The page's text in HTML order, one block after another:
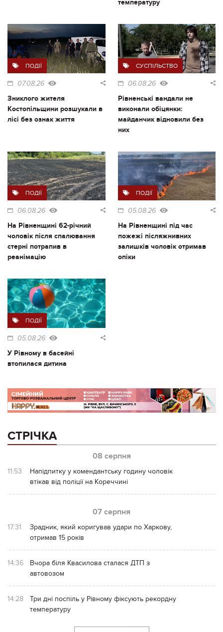
температуру
ПОДІЇ
07.08.26
Зниклого жителя
Костопільщини розшукали в
лісі без ознак життя
СУСПІЛЬСТВО
06.08.26
Рівненські вандали не
виконали обіцянки:
майданчик відновили без
них
ПОДІЇ
06.08.26
На Рівненщині 62-річний
чоловік після спалювання
стерні потрапив в
реанімацію
ПОДІЇ
05.08.26
На Рівненщині під час
пожежі післяжнивних
залишків чоловік отримав
опіки
ПОДІЇ
05.08.26
У Рівному в басейні
втопилася дитина
СТРІЧКА
08 серпня
11:53
Напідпитку у комендантську годину чоловік
втікав від поліції на Кореччині
07 серпня
17:31
Зрадник, який коригував удари по Харкову,
отримав 15 років
14:36
Вчора біля Квасилова сталася ДТП з
автовозом
14:28
Три дні поспіль у Рівному фіксують рекордну
температуру